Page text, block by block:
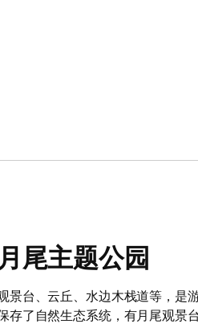
尾主题公园
景台、云丘、水边木栈道等，是
存了自然生态系统，有月尾观景